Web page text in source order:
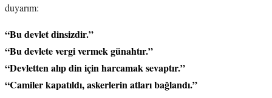
duyarım:
“Bu devlet dinsizdir.”
“Bu devlete vergi vermek günahtır.”
“Devletten alıp din için harcamak sevaptır.”
“Camiler kapatıldı, askerlerin atları bağlandı.”